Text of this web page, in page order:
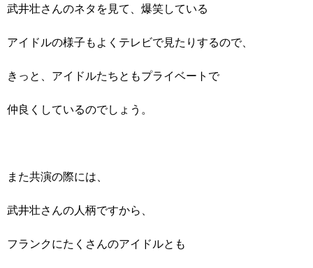
武井壮さんのネタを見て、爆笑している
アイドルの様子もよくテレビで見たりするので、
きっと、アイドルたちともプライベートで
仲良くしているのでしょう。
また共演の際には、
武井壮さんの人柄ですから、
フランクにたくさんのアイドルとも